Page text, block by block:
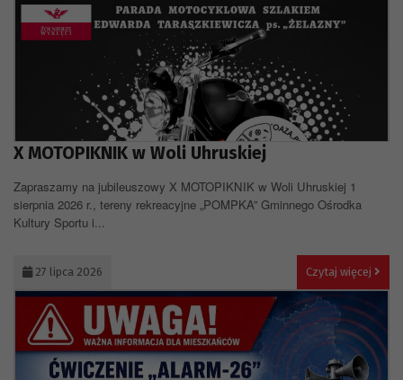
X MOTOPIKNIK w Woli Uhruskiej
Zapraszamy na jubileuszowy X MOTOPIKNIK w Woli Uhruskiej 1
sierpnia 2026 r., tereny rekreacyjne „POMPKA” Gminnego Ośrodka
Kultury Sportu i...
27 lipca 2026 Czytaj więcej